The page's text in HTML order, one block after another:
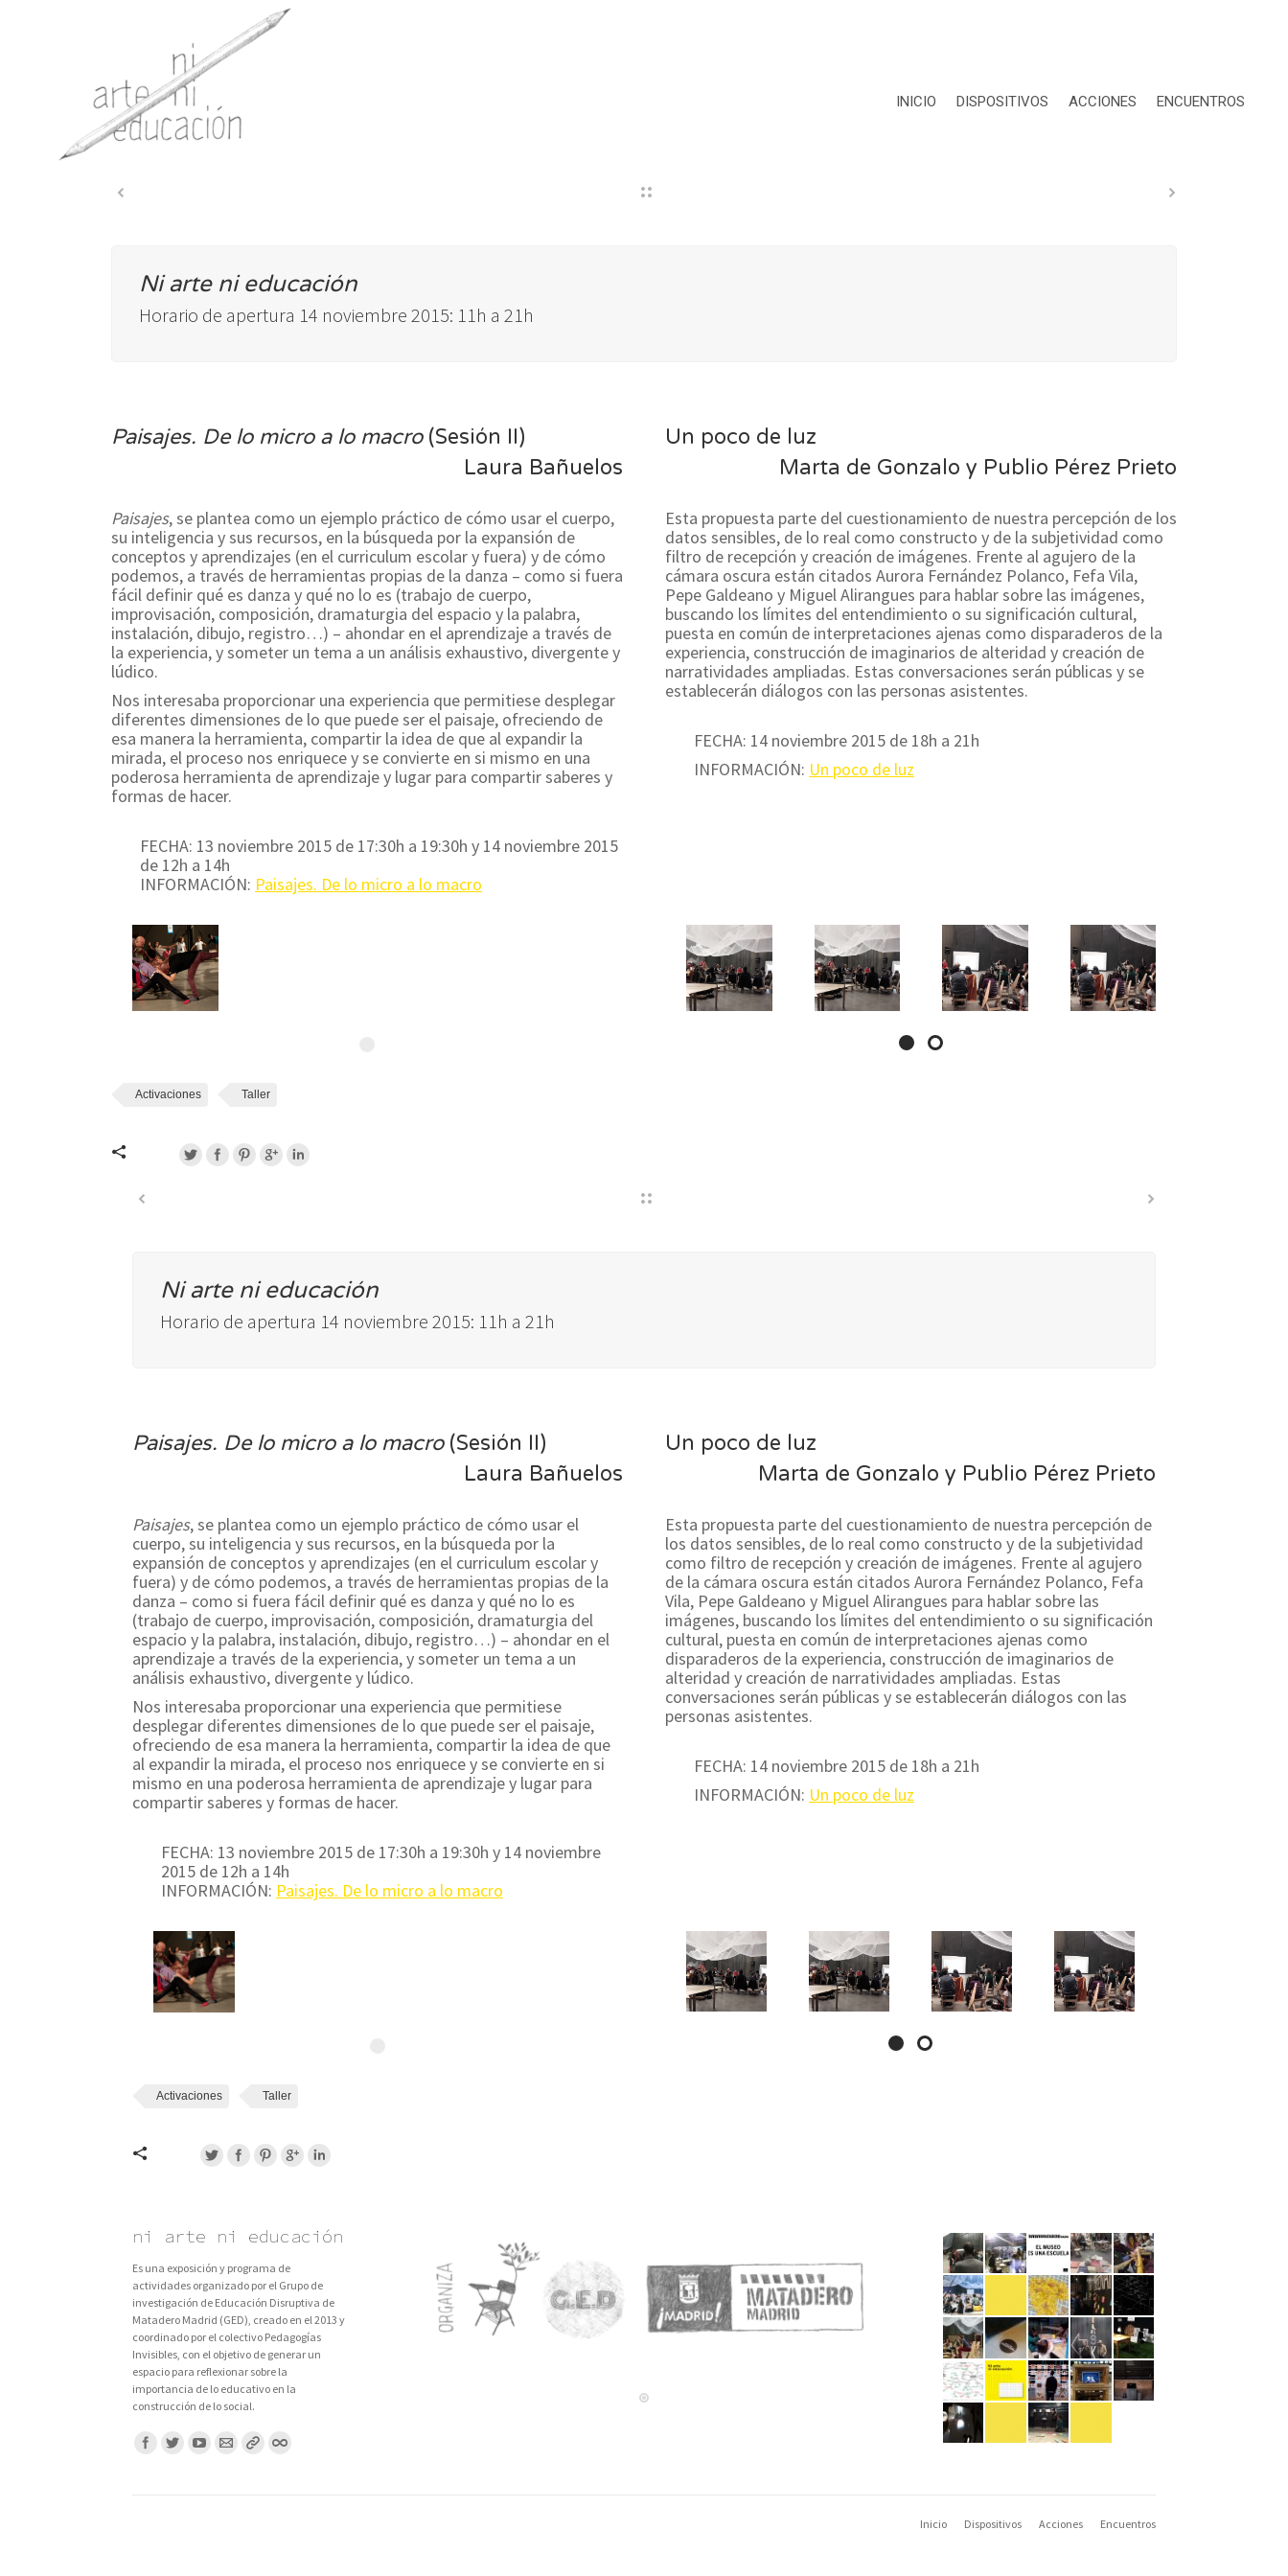
INICIO DISPOSITIVOS ACCIONES ENCUENTROS
Ni arte ni educación
Horario de apertura 14 noviembre 2015: 11h a 21h
Paisajes. De lo micro a lo macro (Sesión II)
Laura Bañuelos
Paisajes, se plantea como un ejemplo práctico de cómo usar el cuerpo,
su inteligencia y sus recursos, en la búsqueda por la expansión de
conceptos y aprendizajes (en el curriculum escolar y fuera) y de cómo
podemos, a través de herramientas propias de la danza – como si fuera
fácil definir qué es danza y qué no lo es (trabajo de cuerpo,
improvisación, composición, dramaturgia del espacio y la palabra,
instalación, dibujo, registro…) – ahondar en el aprendizaje a través de
la experiencia, y someter un tema a un análisis exhaustivo, divergente y
lúdico.
Nos interesaba proporcionar una experiencia que permitiese desplegar
diferentes dimensiones de lo que puede ser el paisaje, ofreciendo de
esa manera la herramienta, compartir la idea de que al expandir la
mirada, el proceso nos enriquece y se convierte en si mismo en una
poderosa herramienta de aprendizaje y lugar para compartir saberes y
formas de hacer.
FECHA: 13 noviembre 2015 de 17:30h a 19:30h y 14 noviembre 2015
de 12h a 14h
INFORMACIÓN: Paisajes. De lo micro a lo macro
Un poco de luz
Marta de Gonzalo y Publio Pérez Prieto
Esta propuesta parte del cuestionamiento de nuestra percepción de los
datos sensibles, de lo real como constructo y de la subjetividad como
filtro de recepción y creación de imágenes. Frente al agujero de la
cámara oscura están citados Aurora Fernández Polanco, Fefa Vila,
Pepe Galdeano y Miguel Alirangues para hablar sobre las imágenes,
buscando los límites del entendimiento o su significación cultural,
puesta en común de interpretaciones ajenas como disparaderos de la
experiencia, construcción de imaginarios de alteridad y creación de
narratividades ampliadas. Estas conversaciones serán públicas y se
establecerán diálogos con las personas asistentes.
FECHA: 14 noviembre 2015 de 18h a 21h
INFORMACIÓN: Un poco de luz
Activaciones Taller
Ni arte ni educación
Horario de apertura 14 noviembre 2015: 11h a 21h
Paisajes. De lo micro a lo macro (Sesión II)
Laura Bañuelos
Paisajes, se plantea como un ejemplo práctico de cómo usar el
cuerpo, su inteligencia y sus recursos, en la búsqueda por la
expansión de conceptos y aprendizajes (en el curriculum escolar y
fuera) y de cómo podemos, a través de herramientas propias de la
danza – como si fuera fácil definir qué es danza y qué no lo es
(trabajo de cuerpo, improvisación, composición, dramaturgia del
espacio y la palabra, instalación, dibujo, registro…) – ahondar en el
aprendizaje a través de la experiencia, y someter un tema a un
análisis exhaustivo, divergente y lúdico.
Nos interesaba proporcionar una experiencia que permitiese
desplegar diferentes dimensiones de lo que puede ser el paisaje,
ofreciendo de esa manera la herramienta, compartir la idea de que
al expandir la mirada, el proceso nos enriquece y se convierte en si
mismo en una poderosa herramienta de aprendizaje y lugar para
compartir saberes y formas de hacer.
FECHA: 13 noviembre 2015 de 17:30h a 19:30h y 14 noviembre
2015 de 12h a 14h
INFORMACIÓN: Paisajes. De lo micro a lo macro
Un poco de luz
Marta de Gonzalo y Publio Pérez Prieto
Esta propuesta parte del cuestionamiento de nuestra percepción de
los datos sensibles, de lo real como constructo y de la subjetividad
como filtro de recepción y creación de imágenes. Frente al agujero
de la cámara oscura están citados Aurora Fernández Polanco, Fefa
Vila, Pepe Galdeano y Miguel Alirangues para hablar sobre las
imágenes, buscando los límites del entendimiento o su significación
cultural, puesta en común de interpretaciones ajenas como
disparaderos de la experiencia, construcción de imaginarios de
alteridad y creación de narratividades ampliadas. Estas
conversaciones serán públicas y se establecerán diálogos con las
personas asistentes.
FECHA: 14 noviembre 2015 de 18h a 21h
INFORMACIÓN: Un poco de luz
Activaciones Taller
ni arte ni educación
Es una exposición y programa de
actividades organizado por el Grupo de
investigación de Educación Disruptiva de
Matadero Madrid (GED), creado en el 2013 y
coordinado por el colectivo Pedagogías
Invisibles, con el objetivo de generar un
espacio para reflexionar sobre la
importancia de lo educativo en la
construcción de lo social.
Encuentranos
Inicio Dispositivos Acciones Encuentros